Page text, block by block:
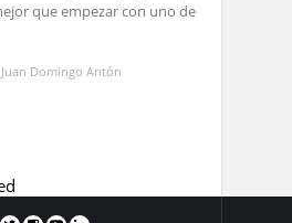
que empezar con uno de
Juan Domingo Antón